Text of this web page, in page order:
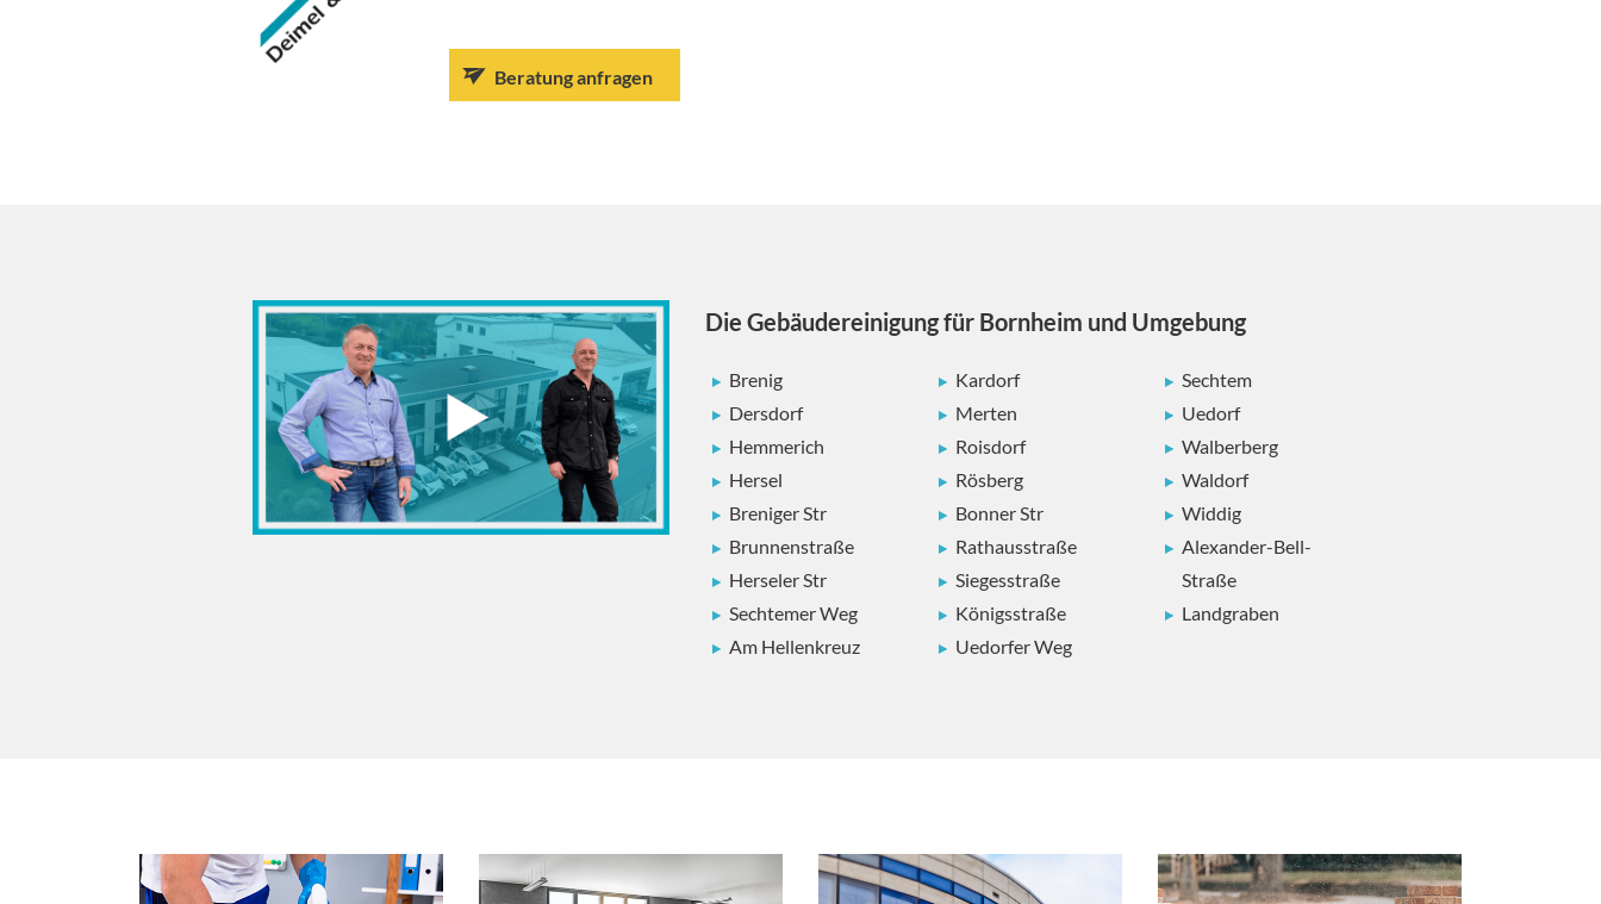
Beratung anfragen
Die Gebäudereinigung für Bornheim und Umgebung
Brenig
Dersdorf
Hemmerich
Hersel
Breniger Str
Brunnenstraße
Herseler Str
Sechtemer Weg
Am Hellenkreuz
Kardorf
Merten
Roisdorf
Rösberg
Bonner Str
Rathausstraße
Siegesstraße
Königsstraße
Uedorfer Weg
Sechtem
Uedorf
Walberberg
Waldorf
Widdig
Alexander-Bell-
Straße
Landgraben